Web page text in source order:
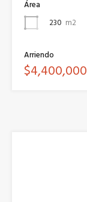
Área
230 m2
Arriendo
$4,400,000